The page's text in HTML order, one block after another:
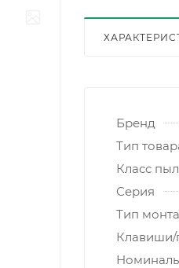
Бренд
Тип
Класс
Серия
Тип
Клавиши/